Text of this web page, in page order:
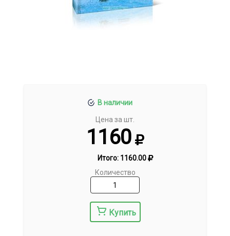
В наличии
Цена за шт.
1160
Итого: 1160.00
Количество
Купить